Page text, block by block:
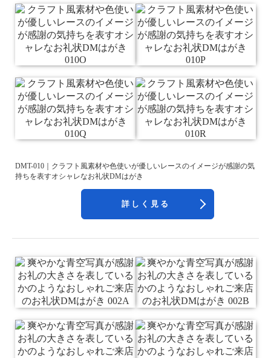
DMT-010｜クラフト風素材や色使いが優しいレースのイメージが感謝の気
持ちを表すオシャレなお礼状DMはがき
詳しく見る